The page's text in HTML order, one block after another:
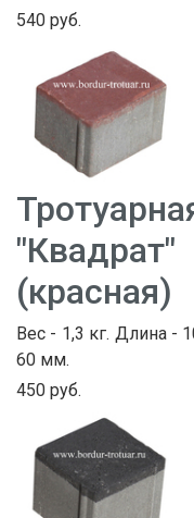
540 руб.
(красная)
Вес - 1,3 кг. Длина -
60 мм.
450 руб.